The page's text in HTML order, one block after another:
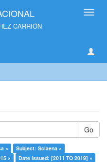
CARRIÓN
Go
×
Subject: Sciaena ×
× Date issued: [2011 TO 2019] ×